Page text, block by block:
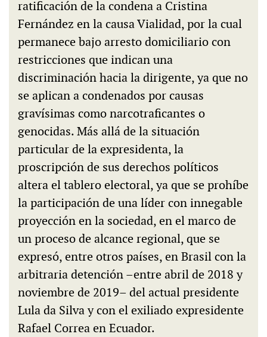
ratificación de la condena a Cristina
Fernández en la causa Vialidad, por la cual
permanece bajo arresto domiciliario con
restricciones que indican una
discriminación hacia la dirigente, ya que no
se aplican a condenados por causas
gravísimas como narcotraficantes o
genocidas. Más allá de la situación
particular de la expresidenta, la
proscripción de sus derechos políticos
altera el tablero electoral, ya que se prohíbe
la participación de una líder con innegable
proyección en la sociedad, en el marco de
un proceso de alcance regional, que se
expresó, entre otros países, en Brasil con la
arbitraria detención –entre abril de 2018 y
noviembre de 2019– del actual presidente
Lula da Silva y con el exiliado expresidente
Rafael Correa en Ecuador.